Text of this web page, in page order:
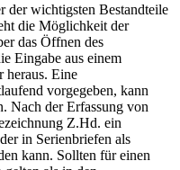
der wichtigsten Bestandteile
die Möglichkeit der
das Öffnen des
Eingabe aus einem
heraus. Eine
vorgegeben, kann
Nach der Erfassung von
Z.Hd. ein
in Serienbriefen als
kann. Sollten für einen